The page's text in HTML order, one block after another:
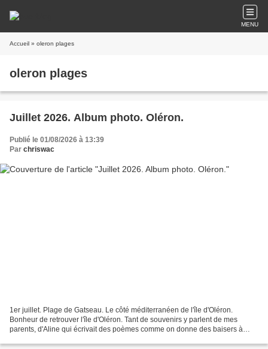
MENU
Accueil » oleron plages
oleron plages
Juillet 2026. Album photo. Oléron.
Publié le 01/08/2026 à 13:39
Par chriswac
1er juillet. Plage de Gatseau. Le côté méditerranéen de l'île d'Oléron.
Bonheur de retrouver l'île d'Oléron. Tant de souvenirs y parlent de mes
parents, d'Aline qui écrivait des poèmes comme on donne des baisers à